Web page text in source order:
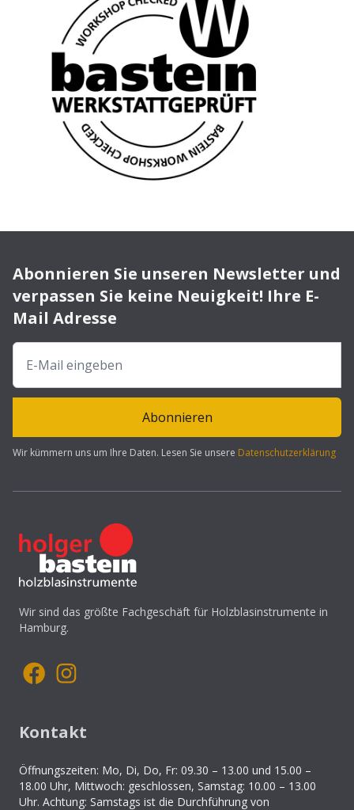
Abonnieren Sie unseren Newsletter und
verpassen Sie keine Neuigkeit! Ihre E-
Mail Adresse
Abonnieren
Wir kümmern uns um Ihre Daten. Lesen Sie unsere Datenschutzerklärung
Wir sind das größte Fachgeschäft für Holzblasinstrumente in
Hamburg.
Kontakt
Öffnungszeiten: Mo, Di, Do, Fr: 09.30 – 13.00 und 15.00 –
18.00 Uhr, Mittwoch: geschlossen, Samstag: 10.00 – 13.00
Uhr. Achtung: Samstags ist die Durchführung von